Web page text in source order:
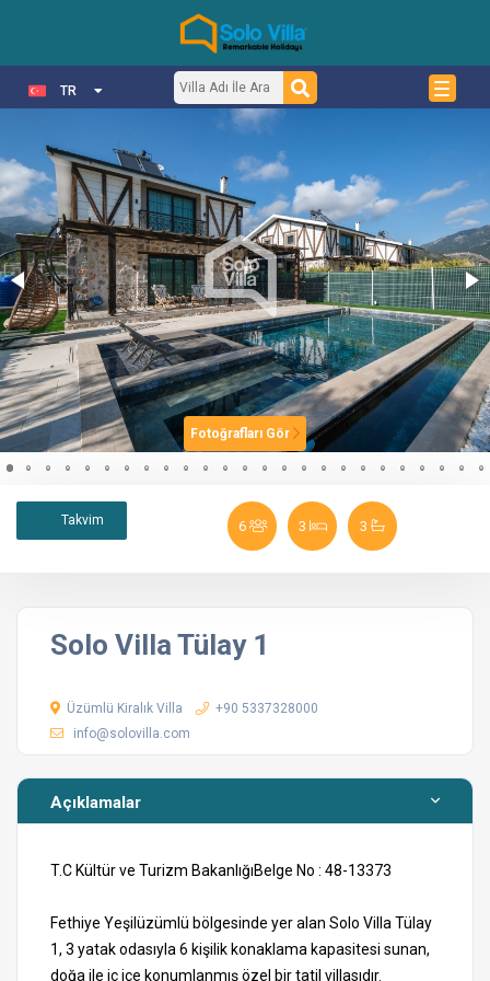
TR
Fotoğrafları Gör
6 3 3
Takvim
Solo Villa Tülay 1
Üzümlü Kiralık Villa
+90 5337328000
info@solovilla.com
Açıklamalar
T.C Kültür ve Turizm BakanlığıBelge No : 48-13373
Fethiye Yeşilüzümlü bölgesinde yer alan Solo Villa Tülay
1, 3 yatak odasıyla 6 kişilik konaklama kapasitesi sunan,
doğa ile iç içe konumlanmış özel bir tatil villasıdır.